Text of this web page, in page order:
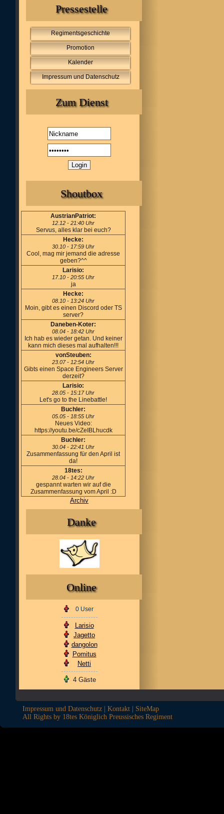
Pressestelle
Regimentsgeschichte
Promotion
Kalender
Impressum und Datenschutz
Zum Dienst
Shoutbox
AustrianPatriot:
12.12 - 21:40 Uhr
Servus, alles klar bei euch?
Hecke:
30.10 - 17:59 Uhr
Cool, mag mir jemand die adresse
geben?^^
Larisio:
17.10 - 20:55 Uhr
ja
Hecke:
08.10 - 13:24 Uhr
Moin, gibt es einen Discord oder TS
server?
Daneben-Koter:
08.04 - 18:42 Uhr
Ich hab es wieder getan. Und keiner
kann mich dieses mal aufhalten!!!
vonSteuben:
23.07 - 12:54 Uhr
Gibts einen Space Engineers Server
derzeit?
Larisio:
28.05 - 15:17 Uhr
Let's go to the Linebattle!
Buchler:
05.05 - 18:55 Uhr
Neues Video:
https://youtu.be/cZeIBLhucdk
Buchler:
30.04 - 22:41 Uhr
Zusammenfassung für den April ist
da!
18tes:
28.04 - 14:22 Uhr
gespannt warten wir auf die
Zusammenfassung vom April :D
Archiv
Danke
Online
0 User
Larisio
Jagetto
dangolon
Pomitus
Netti
4 Gäste
Impressum und Datenschutz Kontakt
SiteMap
All Rights by 18tes Königlich Preussisches Regiment